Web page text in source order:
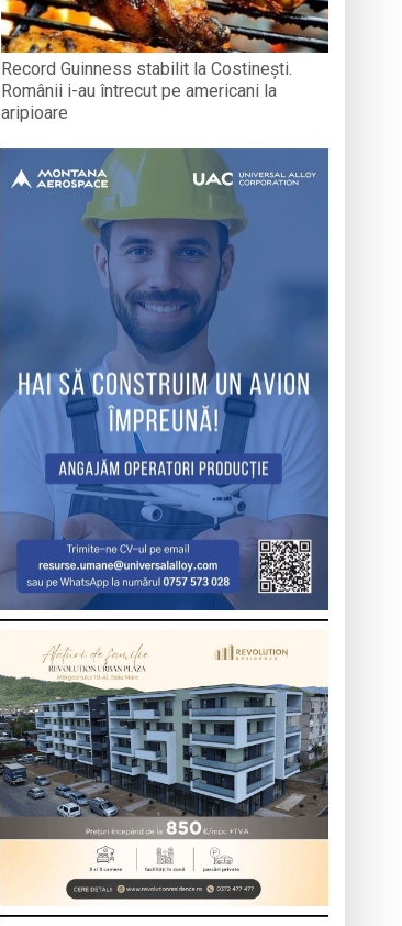
Record Guinness stabilit la Costinești.
Românii i-au întrecut pe americani la
aripioare